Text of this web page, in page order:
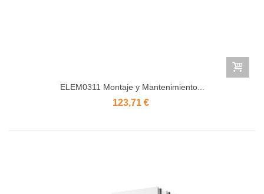
ELEM0311 Montaje y Mantenimiento...
123,71 €